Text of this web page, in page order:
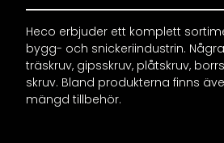
Heco erbjuder ett komplett
bygg- och snickeriindustrin.
träskruv, gipsskruv, plåtskruv,
skruv. Bland produkterna finns
mängd tillbehör.